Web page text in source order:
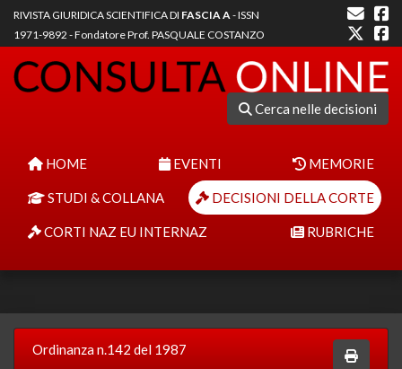
RIVISTA GIURIDICA SCIENTIFICA DI FASCIA A- ISSN
1971-9892 - Fondatore Prof. PASQUALE COSTANZO
Cerca nelle decisioni
HOME EVENTI MEMORIE
STUDI & COLLANA DECISIONI DELLA CORTE
CORTI NAZ EU INTERNAZ RUBRICHE
Ordinanza n.142 del 1987